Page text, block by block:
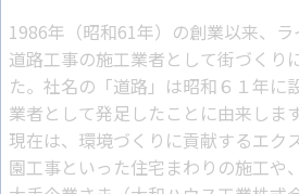
1986年（昭和61年）の創業以来、
道路工事の施工業者として街づくり
た。社名の「道路」は昭和６１年に
業者として発足したことに由来します
現在は、環境づくりに貢献するエク
園工事といった住宅まわりの施工や、